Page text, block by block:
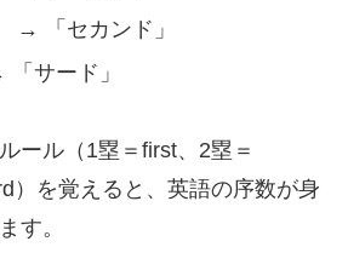
→ 「セカンド」
サード」
ール（1塁＝first、2塁＝
）を覚えると、英語の序数が身
す。